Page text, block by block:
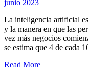
junio 2023
La inteligencia artificial
y la manera en que las
vez más negocios
se estima que 4 de cada
Read More